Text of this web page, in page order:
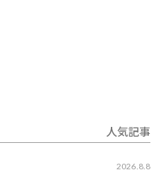
人気記事
2026.8.8